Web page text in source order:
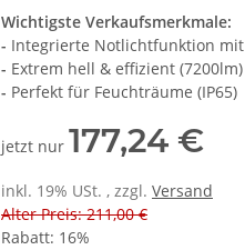
Wichtigste Verkaufsmerkmale:
- Integrierte Notlichtfunktion mit
- Extrem hell & effizient (7200lm)
- Perfekt für Feuchträume (IP65)
jetzt nur 177,24 €
inkl. 19% USt. , zzgl. Versand
Alter Preis: 211,00 €
Rabatt: 16%